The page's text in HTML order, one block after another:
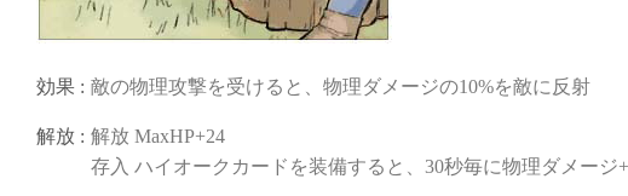
効果 : 敵の物理攻撃を受けると、物理ダメージの10%を敵に反射
解放 : 解放 MaxHP+24
存入 ハイオークカードを装備すると、30秒毎に物理ダメージ